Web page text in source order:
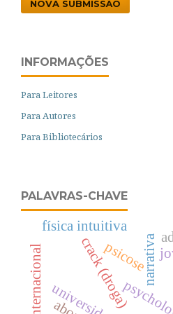
NOVA SUBMISSÃO
INFORMAÇÕES
Para Leitores
Para Autores
Para Bibliotecários
PALAVRAS-CHAVE
narrativa
crack (droga)
psicose
física intuitiva